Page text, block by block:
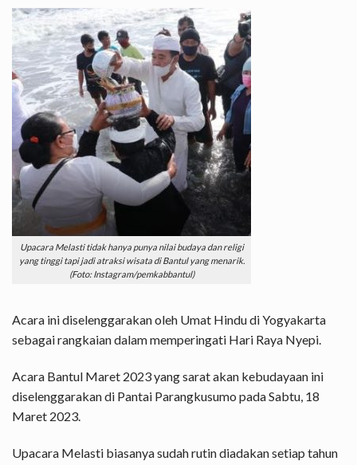
Upacara Melasti tidak hanya punya nilai budaya dan religi
yang tinggi tapi jadi atraksi wisata di Bantul yang menarik.
(Foto: Instagram/pemkabbantul)
Acara ini diselenggarakan oleh Umat Hindu di Yogyakarta
sebagai rangkaian dalam memperingati Hari Raya Nyepi.
Acara Bantul Maret 2023 yang sarat akan kebudayaan ini
diselenggarakan di Pantai Parangkusumo pada Sabtu, 18
Maret 2023.
Upacara Melasti biasanya sudah rutin diadakan setiap tahun